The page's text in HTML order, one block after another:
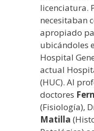
licenciatura.
necesitaban
apropiado
ubicándoles
Hospital
actual
(HUC). Al
doctores
(Fisiología),
Matilla